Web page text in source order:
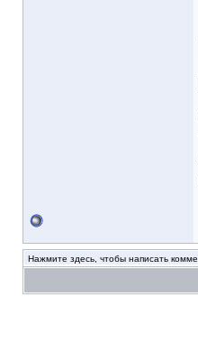
Нажмите здесь, чтобы написать